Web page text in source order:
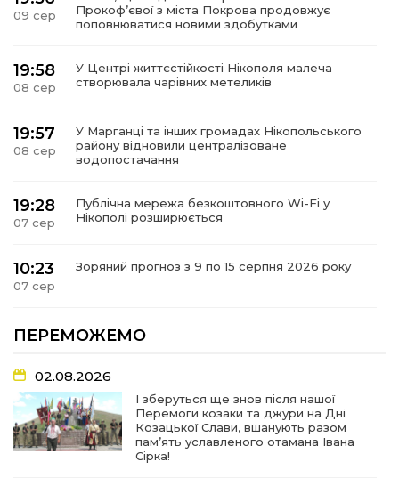
09 сер
Прокоф’євої з міста Покрова продовжує
поповнюватися новими здобутками
19:58
08 сер
У Центрі життєстійкості Нікополя малеча
створювала чарівних метеликів
19:57
08 сер
У Марганці та інших громадах Нікопольського
району відновили централізоване
водопостачання
19:28
07 сер
Публічна мережа безкоштовного Wi-Fi у
Нікополі розширюється
10:23
07 сер
Зоряний прогноз з 9 по 15 серпня 2026 року
18:55
Олександр Ганжа: «Працюємо безперервно,
щоб якнайшвидше відновити водопостачання
Покровській громадах»
10:30
06 сер
Вийшов у світ черговий друкований номер
газети «Південна зоря» за 6 серпня 2026 року
ПЕРЕМОЖЕМО
02.08.2026
І зберуться ще знов після нашої
Перемоги козаки та джури на Дні
Козацької Слави, вшанують разом
пам’ять уславленого отамана Івана
Сірка!